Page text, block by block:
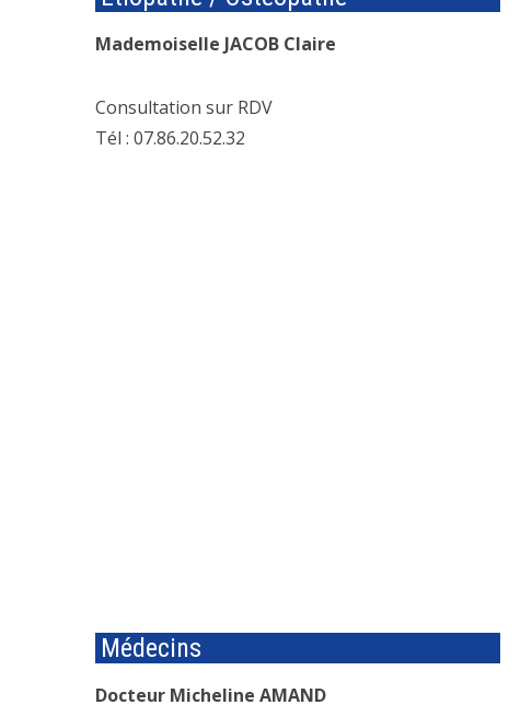
Mademoiselle JACOB Claire
Consultation sur RDV
Tél : 07.86.20.52.32
Médecins
Docteur Micheline AMAND